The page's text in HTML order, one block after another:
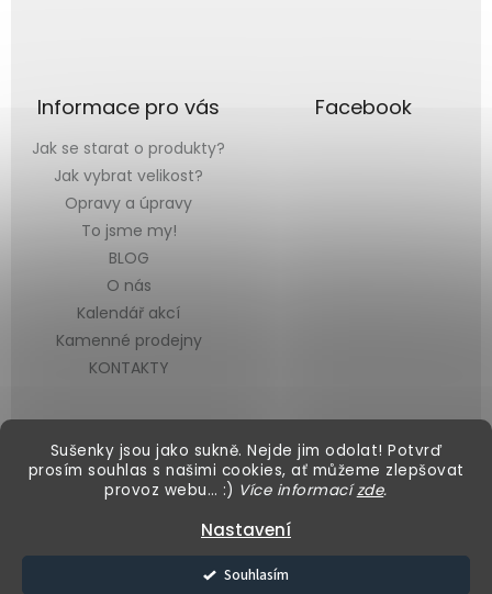
Sušenky jsou jako sukně. Nejde jim odolat! Potvrď
prosím souhlas s našimi cookies, ať můžeme zlepšovat
provoz webu… :) Více informacízde.
Nastavení
Souhlasím
Informace pro vás
Jak se starat o produkty?
Jak vybrat velikost?
Opravy a úpravy
To jsme my!
BLOG
O nás
Kalendář akcí
Kamenné prodejny
KONTAKTY
Facebook
Vytvořil Shoptet &
Copyright 2026Black Mountain. Všechna práva vyhrazena.
Upravit nastavení cookies